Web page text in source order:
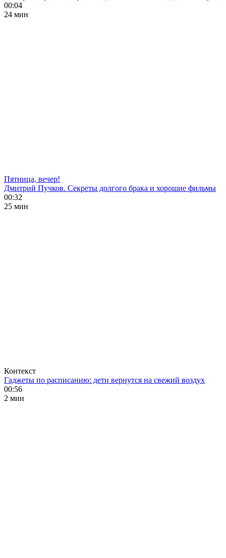
00:04
24 мин
Пятница, вечер!
Дмитрий Пучков. Секреты долгого брака и хорошие фильмы
00:32
25 мин
Контекст
Гаджеты по расписанию: дети вернутся на свежий воздух
00:56
2 мин